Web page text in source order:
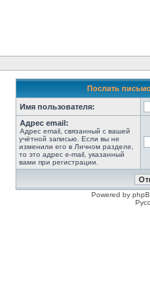
Послать
Имя пользователя:
Адрес email:
Адрес email, связанный с вашей
учётной записью. Если вы не
изменили его в Личном разделе,
то это адрес e-mail, указанный
вами при регистрации.
Powered by